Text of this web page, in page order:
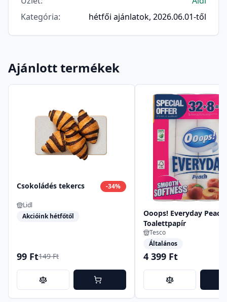
Kategória: hétfői ajánlatok, 2026.06.01-től
Ajánlott termékek
Csokoládés tekercs -34%
Lidl
Akcióink hétfőtől
99 Ft149 Ft
Ooops! Everyday Peach
Toalettpapír
Tesco
Általános
4 399 Ft